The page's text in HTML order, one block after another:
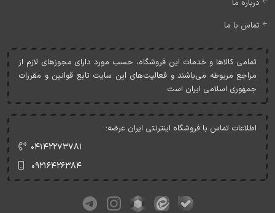
درباره ما
تماس با ما
تمامی کالاها و خدمات اين فروشگاه، حسب مورد دارای مجوزهای لازم از
مراجع مربوطه می‌باشند و فعاليت‌های اين سايت تابع قوانين و مقررات
جمهوری اسلامی ايران است.
اطلاعات تماس با فروشگاه اینترنتی ایران عرضه:
۰۴۱۴۲۲۷۳۷۸۱
۰۹۲۱۶۴۲۶۳۸۴